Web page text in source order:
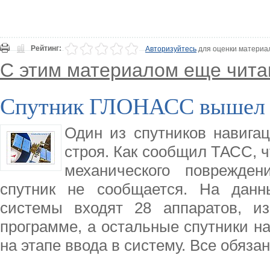
Рейтинг: Авторизуйтесьдля оценки
С этим материалом еще
Спутник ГЛОНАСС вышел
Один из спутников
строя. Как сообщил ТАСС,
механического
спутник не сообщается. На
системы входят 28 аппаратов,
программе, а остальные спутники
на этапе ввода в систему. Все